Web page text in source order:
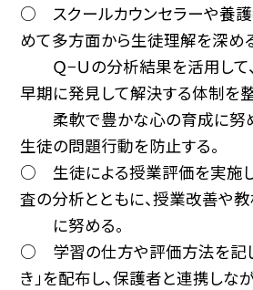
○ スクールカウンセラーや養
めて多方面から生徒理解を深め
Ｑ−Ｕの分析結果を活用して
早期に発見して解決する体制を
柔軟で豊かな心の育成に努
生徒の問題行動を防止する。
○ 生徒による授業評価を実施し
査の分析とともに、授業改善や
に努める。
○ 学習の仕方や評価方法を記
き」を配布し、保護者と連携しな